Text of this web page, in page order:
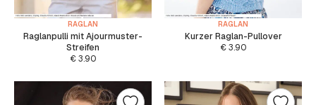
RAGLAN
Raglanpulli mit Ajourmuster-
Streifen
€3.90
RAGLAN
Kurzer Raglan-Pullover
€3.90